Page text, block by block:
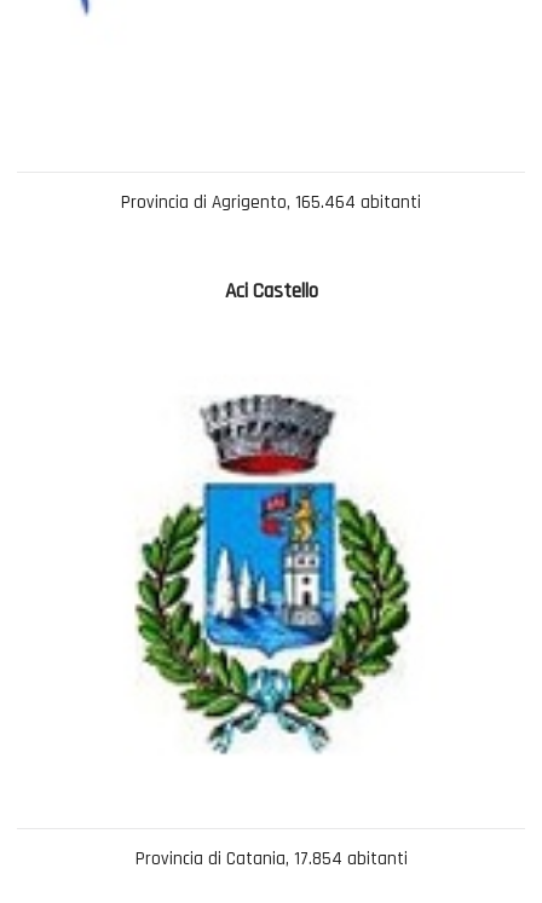
Provincia di Agrigento, 165.464 abitanti
Aci Castello
Provincia di Catania, 17.854 abitanti